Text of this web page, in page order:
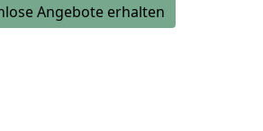
Angebote erhalten